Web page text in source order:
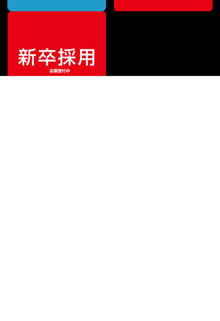
販売価格¥5,600（税込）